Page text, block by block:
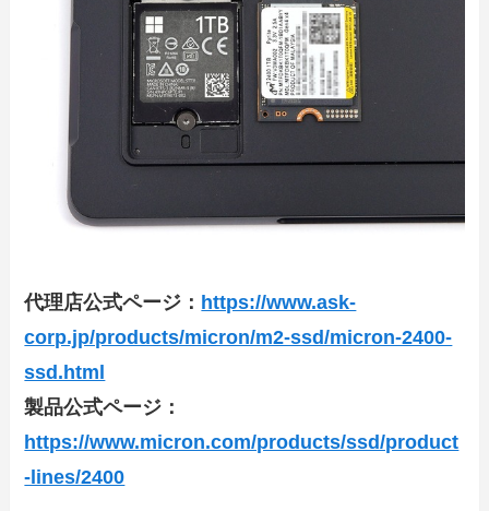
代理店公式ページ： https://www.ask-
corp.jp/products/micron/m2-ssd/micron-2400-
ssd.html
製品公式ページ：
https://www.micron.com/products/ssd/product
-lines/2400